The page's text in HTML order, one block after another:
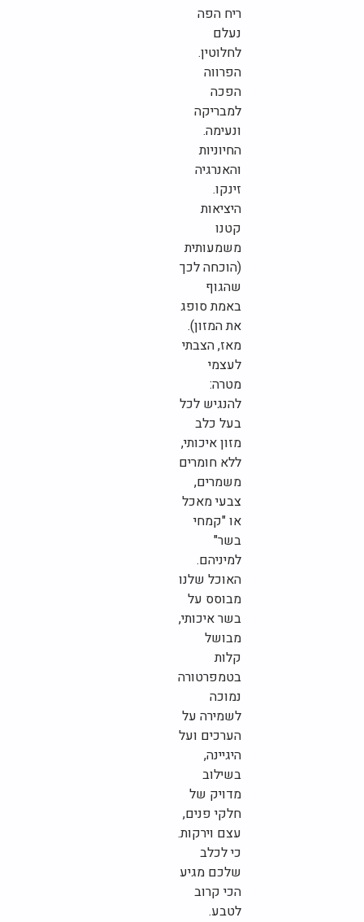
ריח הפה
נעלם
לחלוטין.
הפרווה
הפכה
למבריקה
ונעימה.
החיוניות
והאנרגיה
זינקו.
היציאות
קטנו
משמעותית
(הוכחה לכך
שהגוף
באמת סופג
את המזון).
מאז, הצבתי
לעצמי
מטרה:
להנגיש לכל
בעל כלב
מזון איכותי,
ללא חומרים
משמרים,
צבעי מאכל
או "קמחי
בשר"
למיניהם.
האוכל שלנו
מבוסס על
בשר איכותי,
מבושל
קלות
בטמפרטורה
נמוכה
לשמירה על
הערכים ועל
היגיינה,
בשילוב
מדויק של
חלקי פנים,
עצם וירקות.
כי לכלב
שלכם מגיע
הכי קרוב
לטבע.